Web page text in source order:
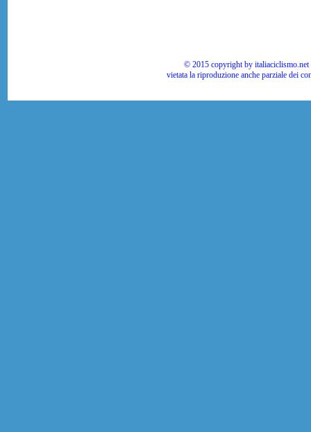
© 2015 copyright by
vietata la riproduzione anche parziale dei